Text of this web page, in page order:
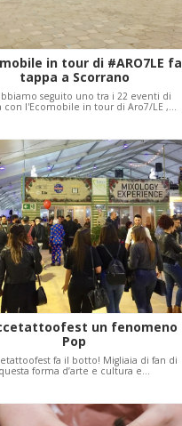
in tour di #ARO7LE fa
tappa a Scorrano
seguito uno tra i 22 eventi di
con l'Ecomobile in tour di Aro7/LE ,…
un fenomeno
Pop
fa il botto! Migliaia di fan di
questa forma d’arte e cultura e…